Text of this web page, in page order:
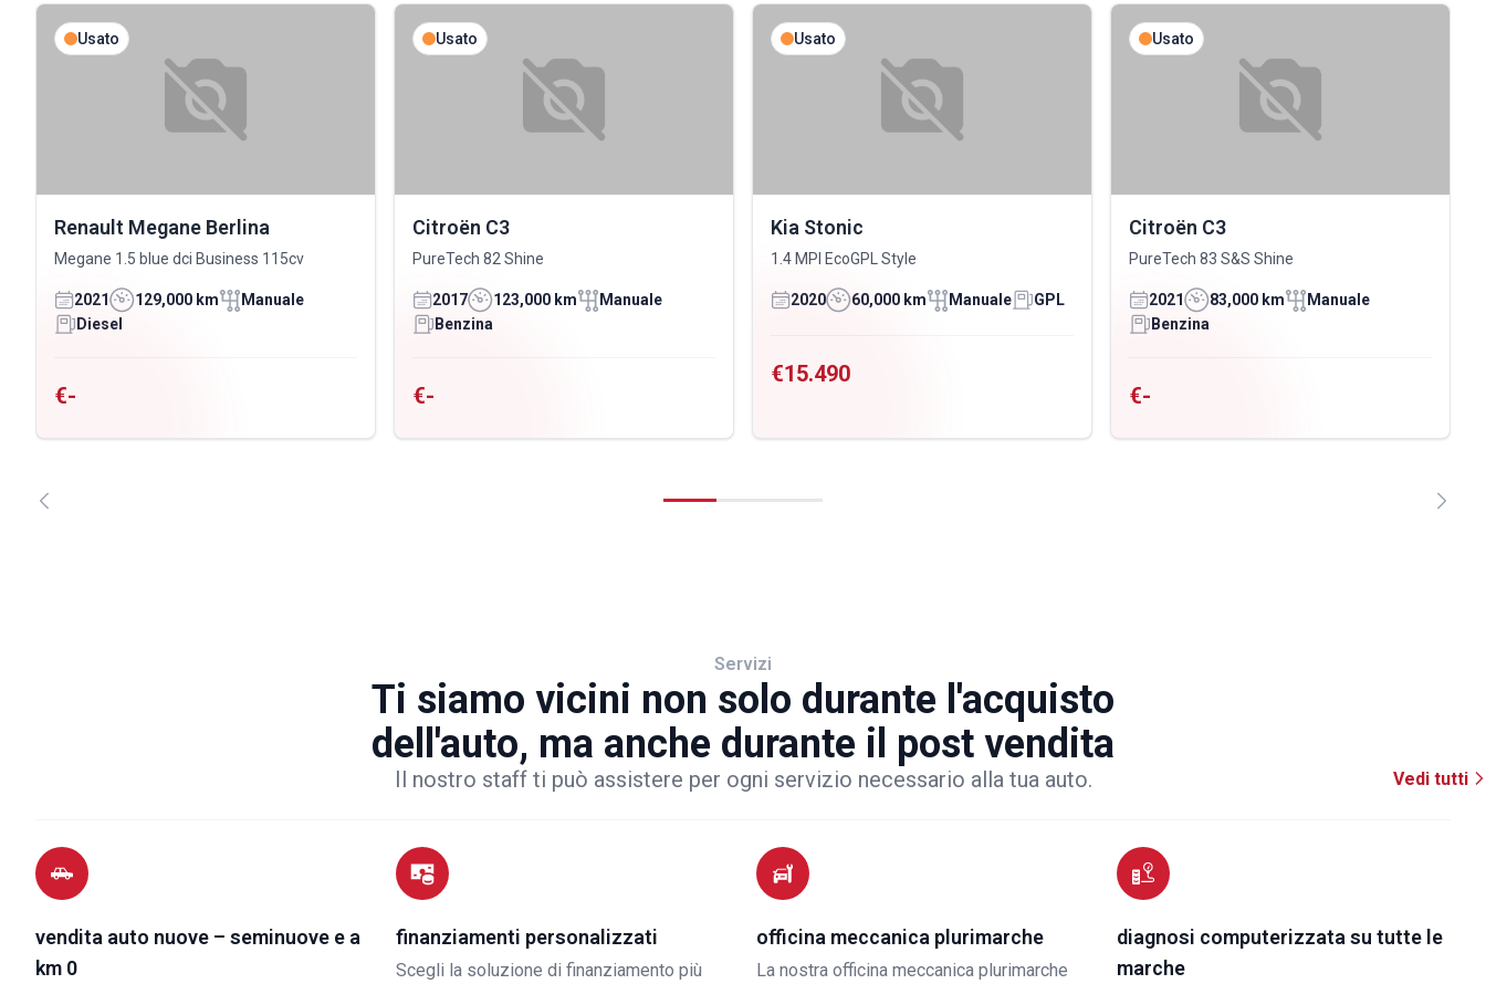
Usato
Renault Megane Berlina
Megane 1.5 blue dci Business 115cv
2021 129,000 km
Manuale
Diesel
€-
Usato
Citroën C3
PureTech 82 Shine
2017 123,000 km
Manuale
Benzina
€-
Usato
Kia Stonic
1.4 MPI EcoGPL Style
2020 60,000 km Manuale GPL
€15.490
Usato
Citroën C3
PureTech 83 S&S Shine
2021 83,000 km
Manuale
Benzina
€-
Servizi
Ti siamo vicini non solo durante l'acquisto
dell'auto, ma anche durante il post vendita
Il nostro staff ti può assistere per ogni servizio necessario alla tua auto. Vedi tutti
vendita auto nuove – seminuove e a
km 0
finanziamenti personalizzati
Scegli la soluzione di finanziamento più
officina meccanica plurimarche
La nostra officina meccanica plurimarche
diagnosi computerizzata su tutte le
marche